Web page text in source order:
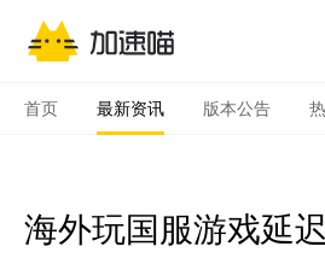
首页 最新资讯 版本公告
海外玩国服游戏延